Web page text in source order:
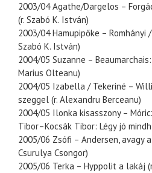
2003/04 Agathe/Dargelos –
(r. Szabó K. István)
2003/04 Hamupipőke – Romhányi
Szabó K. István)
2004/05 Suzanne –
Marius Olteanu)
2004/05 Izabella / Tekeriné –
szeggel (r. Alexandru Berceanu)
2004/05 Ilonka kisasszony –
Tibor–Kocsák Tibor: Légy jó
2005/06 Zsófi – Andersen, avagy
Csurulya Csongor)
2005/06 Terka – Hyppolit a lakáj